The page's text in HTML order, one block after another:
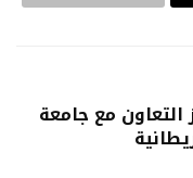
التعاون مع جامعة